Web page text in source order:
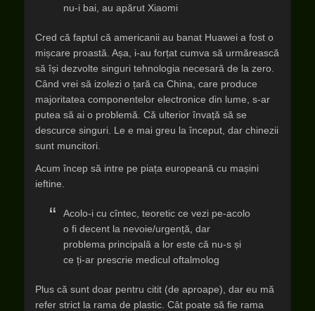
nu-i bai, au apărut Xiaomi
Cred că faptul că americanii au banat Huawei a fost o
mișcare proastă. Așa, i-au forțat cumva să urmărească
să își dezvolte singuri tehnologia necesară de la zero.
Când vrei să izolezi o țară ca China, care produce
majoritatea componentelor electronice din lume, s-ar
putea să ai o problemă. Că ulterior învață să se
descurce singuri. Le e mai greu la început, dar chinezii
sunt muncitori.
Acum încep să intre pe piața europeană cu mașini
ieftine.
Acolo-i cu cîntec, teoretic ce vezi pe-acolo
o fi decent la nevoie/urgență, dar
problema principală a lor este că nu-s și
ce ți-ar prescrie medicul oftalmolog
Plus că sunt doar pentru citit (de aproape), dar eu mă
refer strict la rama de plastic. Cât poate să fie rama